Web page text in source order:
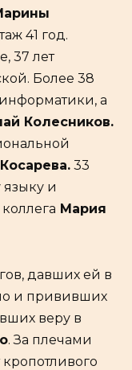
41 год.
37 лет
Более 38
а
Колесников.
33
языку и
коллега Мария
давших ей в
и прививших
веру в
. За плечами